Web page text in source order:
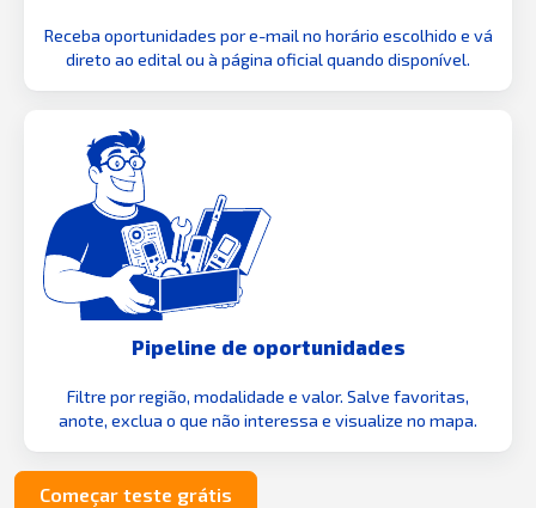
Receba oportunidades por e-mail no horário escolhido e vá
direto ao edital ou à página oficial quando disponível.
Pipeline de oportunidades
Filtre por região, modalidade e valor. Salve favoritas,
anote, exclua o que não interessa e visualize no mapa.
Começar teste grátis